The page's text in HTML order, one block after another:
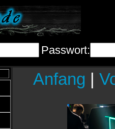
Passwort:
Anfang |